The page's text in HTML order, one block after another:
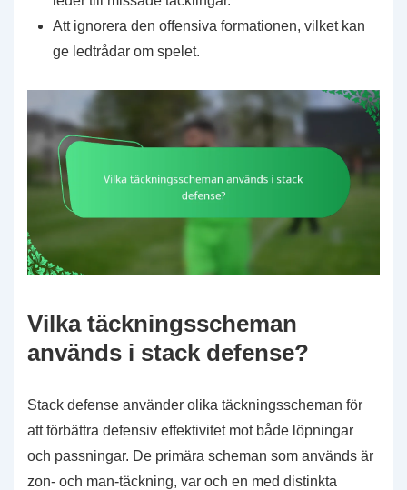
Att ignorera den offensiva formationen, vilket kan
ge ledtrådar om spelet.
Vilka täckningsscheman
används i stack defense?
Stack defense använder olika täckningsscheman för
att förbättra defensiv effektivitet mot både löpningar
och passningar. De primära scheman som används är
zon- och man-täckning, var och en med distinkta